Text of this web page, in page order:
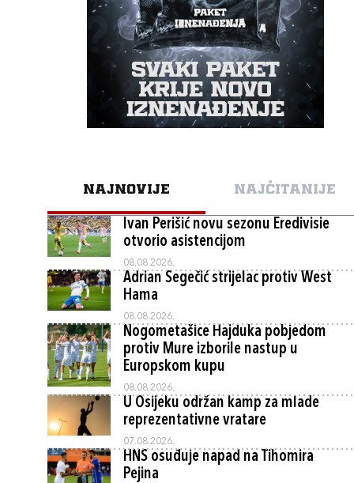
NAJNOVIJE NAJČITANIJE
Ivan Perišić novu sezonu Eredivisie
otvorio asistencijom
08.08.2026.
Adrian Segečić strijelac protiv West
Hama
08.08.2026.
Nogometašice Hajduka pobjedom
protiv Mure izborile nastup u
Europskom kupu
08.08.2026.
U Osijeku održan kamp za mlade
reprezentativne vratare
07.08.2026.
HNS osuđuje napad na Tihomira
Pejina